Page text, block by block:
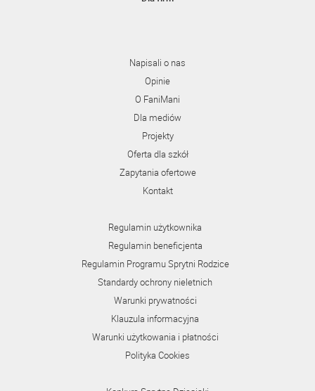
Napisali o nas
Opinie
O FaniMani
Dla mediów
Projekty
Oferta dla szkół
Zapytania ofertowe
Kontakt
Regulamin użytkownika
Regulamin beneficjenta
Regulamin Programu Sprytni Rodzice
Standardy ochrony nieletnich
Warunki prywatności
Klauzula informacyjna
Warunki użytkowania i płatności
Polityka Cookies